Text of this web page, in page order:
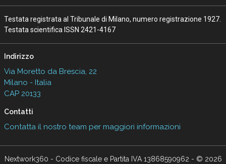
Testata registrata al Tribunale di Milano, numero registrazione 1927.
Testata scientifica ISSN 2421-4167
Indirizzo
Via Moretto da Brescia, 22
Milano - Italia
CAP 20133
Contatti
Contatta il nostro team per maggiori informazioni
Nextwork360 - Codice fiscale e Partita IVA 13868590962 - © 2026